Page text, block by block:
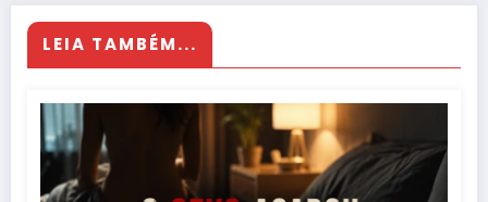
LEIA TAMBÉM...